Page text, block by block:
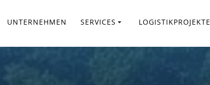
UNTERNEHMEN SERVICES LOGISTIKPROJEKTE